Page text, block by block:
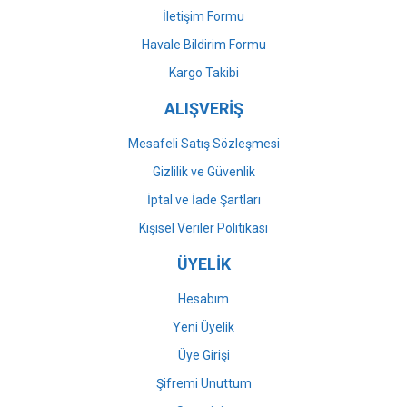
Gönder
İletişim Formu
Havale Bildirim Formu
Kargo Takibi
ALIŞVERİŞ
Mesafeli Satış Sözleşmesi
Gizlilik ve Güvenlik
İptal ve İade Şartları
Kişisel Veriler Politikası
ÜYELİK
Hesabım
Yeni Üyelik
Üye Girişi
Şifremi Unuttum